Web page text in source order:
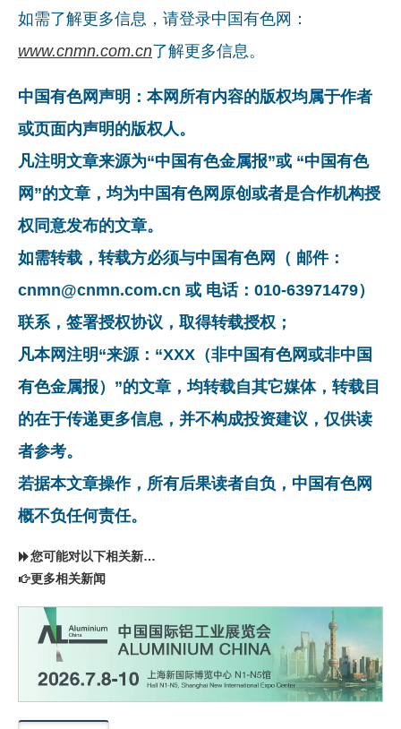
如需了解更多信息，请登录中国有色网：
www.cnmn.com.cn了解更多信息。
中国有色网声明：本网所有内容的版权均属于作者
或页面内声明的版权人。
凡注明文章来源为“中国有色金属报”或 “中国有色
网”的文章，均为中国有色网原创或者是合作机构授
权同意发布的文章。
如需转载，转载方必须与中国有色网（ 邮件：
cnmn@cnmn.com.cn 或 电话：010-63971479）
联系，签署授权协议，取得转载授权；
凡本网注明“来源：“XXX（非中国有色网或非中国
有色金属报）”的文章，均转载自其它媒体，转载目
的在于传递更多信息，并不构成投资建议，仅供读
者参考。
若据本文章操作，所有后果读者自负，中国有色网
概不负任何责任。
您可能对以下相关新闻同样感兴趣
更多相关新闻